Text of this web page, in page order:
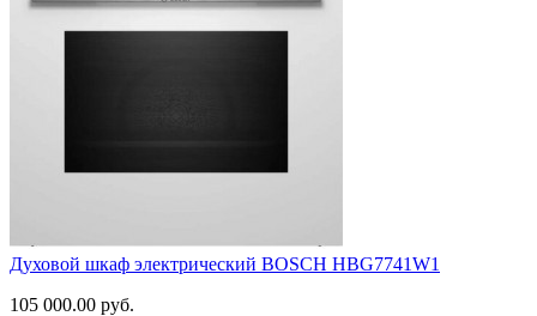
Духовой шкаф электрический BOSCH HBG7741W1
105 000.00 руб.